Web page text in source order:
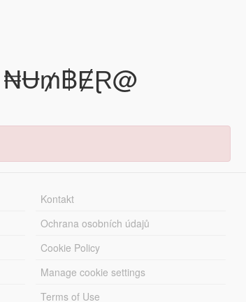
Kontakt
Ochrana osobních údajů
Cookie Policy
Manage cookie settings
Terms of Use